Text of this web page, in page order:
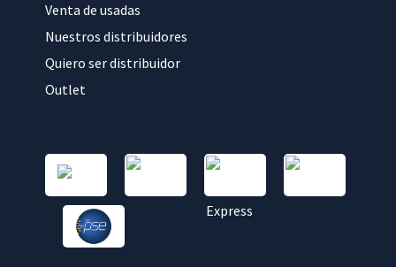
Venta de usadas
Nuestros distribuidores
Quiero ser distribuidor
Outlet